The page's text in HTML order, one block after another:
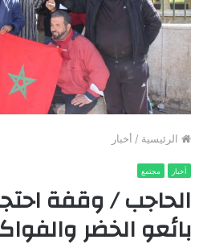
الرئيسية / أخبار
أخبار مجتمع
الحاجب / وقفة
بائعو الخضر